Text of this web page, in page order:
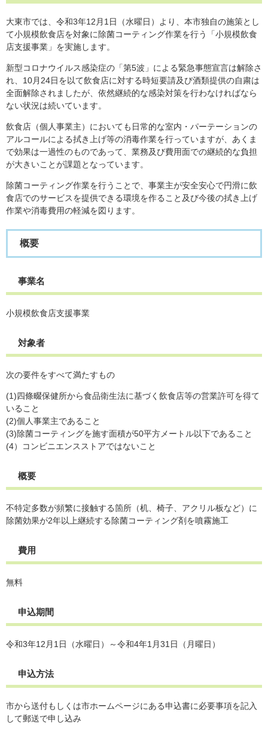
大東市では、令和3年12月1日（水曜日）より、本市独自の施策とし
て小規模飲食店を対象に除菌コーティング作業を行う「小規模飲食
店支援事業」を実施します。
新型コロナウイルス感染症の「第5波」による緊急事態宣言は解除さ
れ、10月24日を以て飲食店に対する時短要請及び酒類提供の自粛は
全面解除されましたが、依然継続的な感染対策を行わなければなら
ない状況は続いています。
飲食店（個人事業主）においても日常的な室内・パーテーションの
アルコールによる拭き上げ等の消毒作業を行っていますが、あくま
で効果は一過性のものであって、業務及び費用面での継続的な負担
が大きいことが課題となっています。
除菌コーティング作業を行うことで、事業主が安全安心で円滑に飲
食店でのサービスを提供できる環境を作ること及び今後の拭き上げ
作業や消毒費用の軽減を図ります。
概要
事業名
小規模飲食店支援事業
対象者
次の要件をすべて満たすもの
(1)四條畷保健所から食品衛生法に基づく飲食店等の営業許可を得て
いること
(2)個人事業主であること
(3)除菌コーティングを施す面積が50平方メートル以下であること
(4）コンビニエンスストアではないこと
概要
不特定多数が頻繁に接触する箇所（机、椅子、アクリル板など）に
除菌効果が2年以上継続する除菌コーティング剤を噴霧施工
費用
無料
申込期間
令和3年12月1日（水曜日）～令和4年1月31日（月曜日）
申込方法
市から送付もしくは市ホームページにある申込書に必要事項を記入
して郵送で申し込み